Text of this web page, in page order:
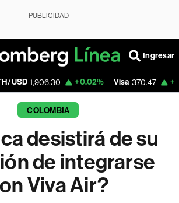
PUBLICIDAD
Ingresar
+0.02% Visa 370.47 +0.52%
COLOMBIA
desistirá de su
de integrarse
Viva Air?